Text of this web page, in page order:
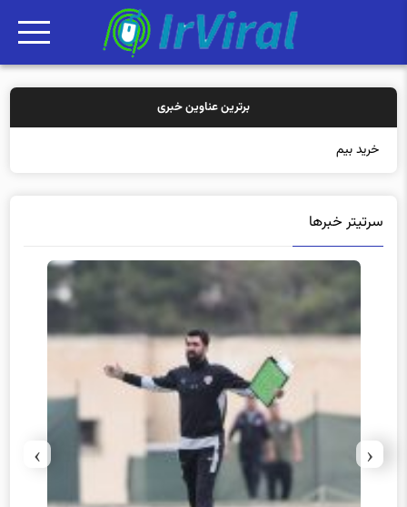
برترین عناوین خبری
خرید بیمه: سنتی یا
سرتیتر خبرها
‹
›